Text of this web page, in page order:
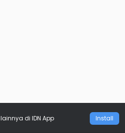
lainnya di IDN App Install